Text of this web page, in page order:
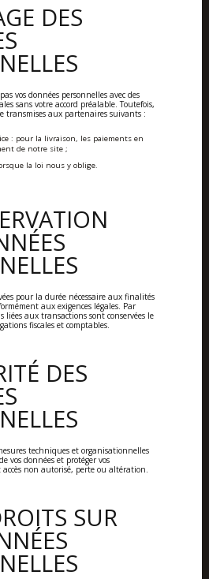
DES
vos données personnelles avec des
sans votre accord préalable. Toutefois,
transmises aux partenaires suivants :
: pour la livraison, les paiements en
de notre site ;
la loi nous y oblige.
pour la durée nécessaire aux finalités
aux exigences légales. Par
liées aux transactions sont conservées le
fiscales et comptables.
DES
techniques et organisationnelles
vos données et protéger vos
non autorisé, perte ou altération.
SUR